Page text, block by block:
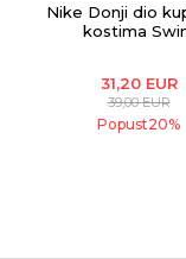
Nike Donji dio
kostima
31,20 EUR
39,00EUR
Popust20%